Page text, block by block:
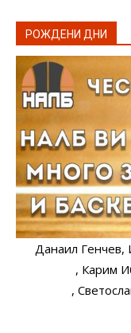
РОЖДЕНИ ДНИ
Данаил Генчев,
, Карим
,